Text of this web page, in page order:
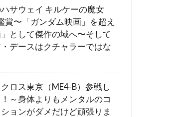
サウェイ キルケーの魔女
賞〜「ガンダム映画」を超え
」として傑作の域へ〜そして
デースはクチャラーではな
ロス東京（ME4-B）参戦し
～身体よりもメンタルのコ
ョンがダメだけど頑張りま